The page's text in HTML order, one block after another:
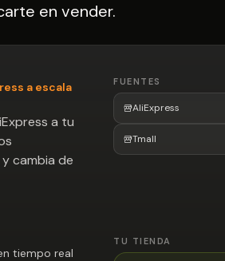
en vender.
a escala
a tu
cambia de
tiempo real
FUENTES
AliExpress
Tmall
TU TIENDA